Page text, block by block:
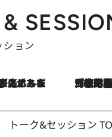
ション
る心配” 2026.8.3
「住宅建てられない…」「サーチャージ料の高値が続いている」ホルムズ海峡封
トーク&セッション